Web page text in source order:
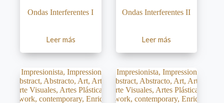
Ondas Interferentes I
Leer más
Ondas Interferentes II
Leer más